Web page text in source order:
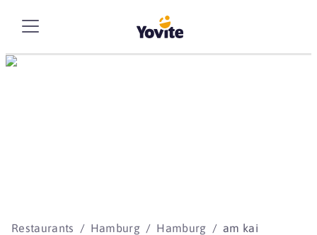
Restaurants Hamburg Hamburg am kai